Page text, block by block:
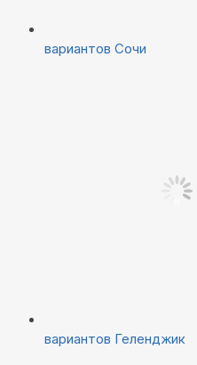
вариантов Сочи
вариантов Геленджик